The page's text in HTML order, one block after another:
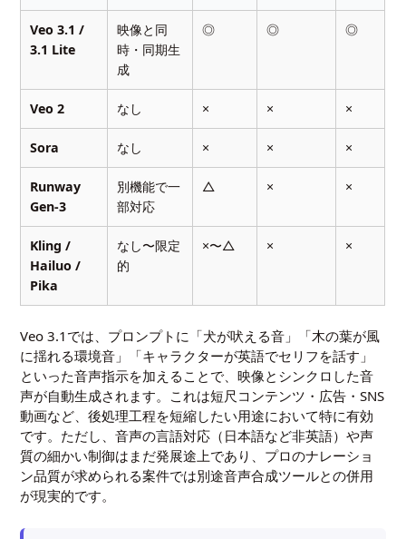
Veo 3.1 /
3.1 Lite
映像と同
時・同期生
成
◎ ◎ ◎
Veo 2 なし × × ×
Sora なし × × ×
Runway
Gen-3
別機能で一
部対応
△ × ×
Kling /
Hailuo /
Pika
なし〜限定
的
×〜△ × ×
Veo 3.1では、プロンプトに「犬が吠える音」「木の葉が風
に揺れる環境音」「キャラクターが英語でセリフを話す」
といった音声指示を加えることで、映像とシンクロした音
声が自動生成されます。これは短尺コンテンツ・広告・SNS
動画など、後処理工程を短縮したい用途において特に有効
です。ただし、音声の言語対応（日本語など非英語）や声
質の細かい制御はまだ発展途上であり、プロのナレーショ
ン品質が求められる案件では別途音声合成ツールとの併用
が現実的です。